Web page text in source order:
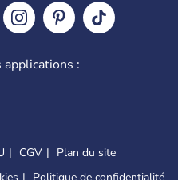
applications :
CGV
Plan du site